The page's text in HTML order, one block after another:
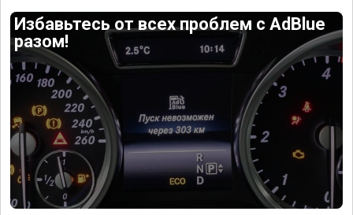
Избавьтесь от всех проблем с AdBlue
разом!